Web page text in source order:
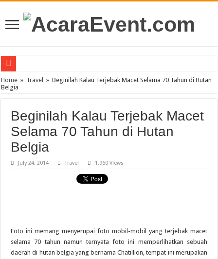
PT Teras Osong Indonesia Ramaikan Industri Kecantikan Korea di Indonesia
Gun N’ Roses Kembali Guncang Jakarta!
Posh Markt Vol. 3
Be3 “Dua Lima”
Home » Travel » Beginilah Kalau Terjebak Macet Selama 70 Tahun di Hutan
Belgia
Beginilah Kalau Terjebak Macet
Selama 70 Tahun di Hutan
Belgia
July 24, 2014 Travel 1,960 Views
Foto ini memang menyerupai foto mobil-mobil yang terjebak macet
selama 70 tahun namun ternyata foto ini memperlihatkan sebuah
daerah di hutan belgia yang bernama Chatillion, tempat ini merupakan